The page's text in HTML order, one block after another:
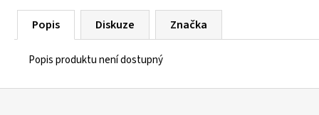
Popis Diskuze Značka
Popis produktu není dostupný